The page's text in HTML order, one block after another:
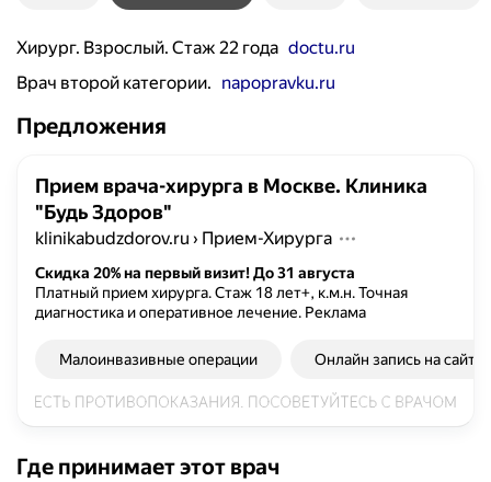
Хирург. Взрослый. Стаж 22 года doctu.ru
Врач второй категории. napopravku.ru
Предложения
Прием врача-хирурга в Москве. Клиника
"Будь Здоров"
klinikabudzdorov.ru › Прием-Хирурга
Скидка 20% на первый визит! До 31 августа
Платный прием хирурга. Стаж 18 лет+, к.м.н. Точная
диагностика и оперативное лечение. Реклама
Малоинвазивные операции Онлайн запись на сайте
Где принимает этот врач